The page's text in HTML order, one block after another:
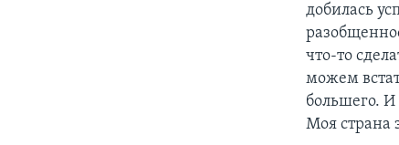
добилась
что-то
можем
большего.
Моя страна